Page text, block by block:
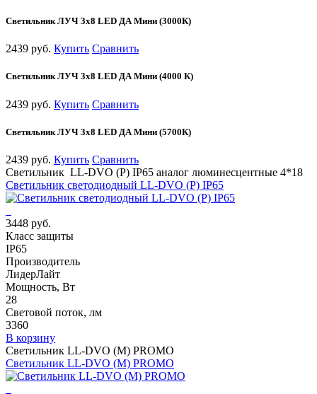
Светильник ЛУЧ 3х8 LED ДА Мини (3000К)
2439 руб. Купить Сравнить
Светильник ЛУЧ 3х8 LED ДА Мини (4000 К)
2439 руб. Купить Сравнить
Светильник ЛУЧ 3х8 LED ДА Мини (5700К)
2439 руб. Купить Сравнить
Светильник LL-DVO (P) IP65 аналог люминесцентные 4*18
Светильник светодиодный LL-DVO (P) IP65
3448 руб.
Класс защиты
IP65
Производитель
ЛидерЛайт
Мощность, Вт
28
Световой поток, лм
3360
В корзину
Светильник LL-DVO (M) PROMO
Светильник LL-DVO (M) PROMO